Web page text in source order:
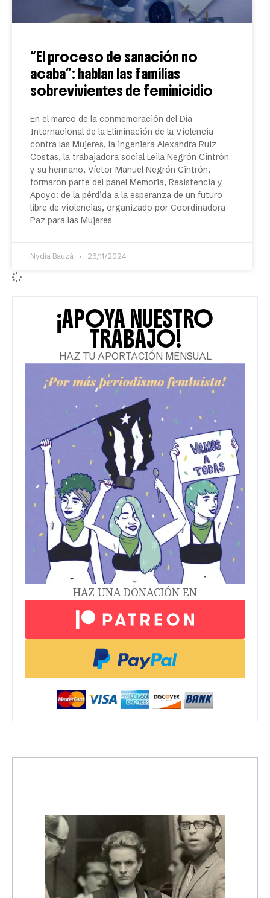
“El proceso de sanación no
acaba”: hablan las familias
sobrevivientes de feminicidio
En el marco de la conmemoración del Día
Internacional de la Eliminación de la Violencia
contra las Mujeres, la ingeniera Alexandra Ruiz
Costas, la trabajadora social Leila Negrón Cintrón
y su hermano, Víctor Manuel Negrón Cintrón,
formaron parte del panel Memoria, Resistencia y
Apoyo: de la pérdida a la esperanza de un futuro
libre de violencias, organizado por Coordinadora
Paz para las Mujeres
Nydia Bauzá 26/11/2024
¡APOYA NUESTRO
TRABAJO!
HAZ TU APORTACIÓN MENSUAL
HAZ UNA DONACIÓN EN